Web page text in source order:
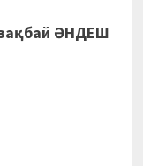
ӘНДЕШ